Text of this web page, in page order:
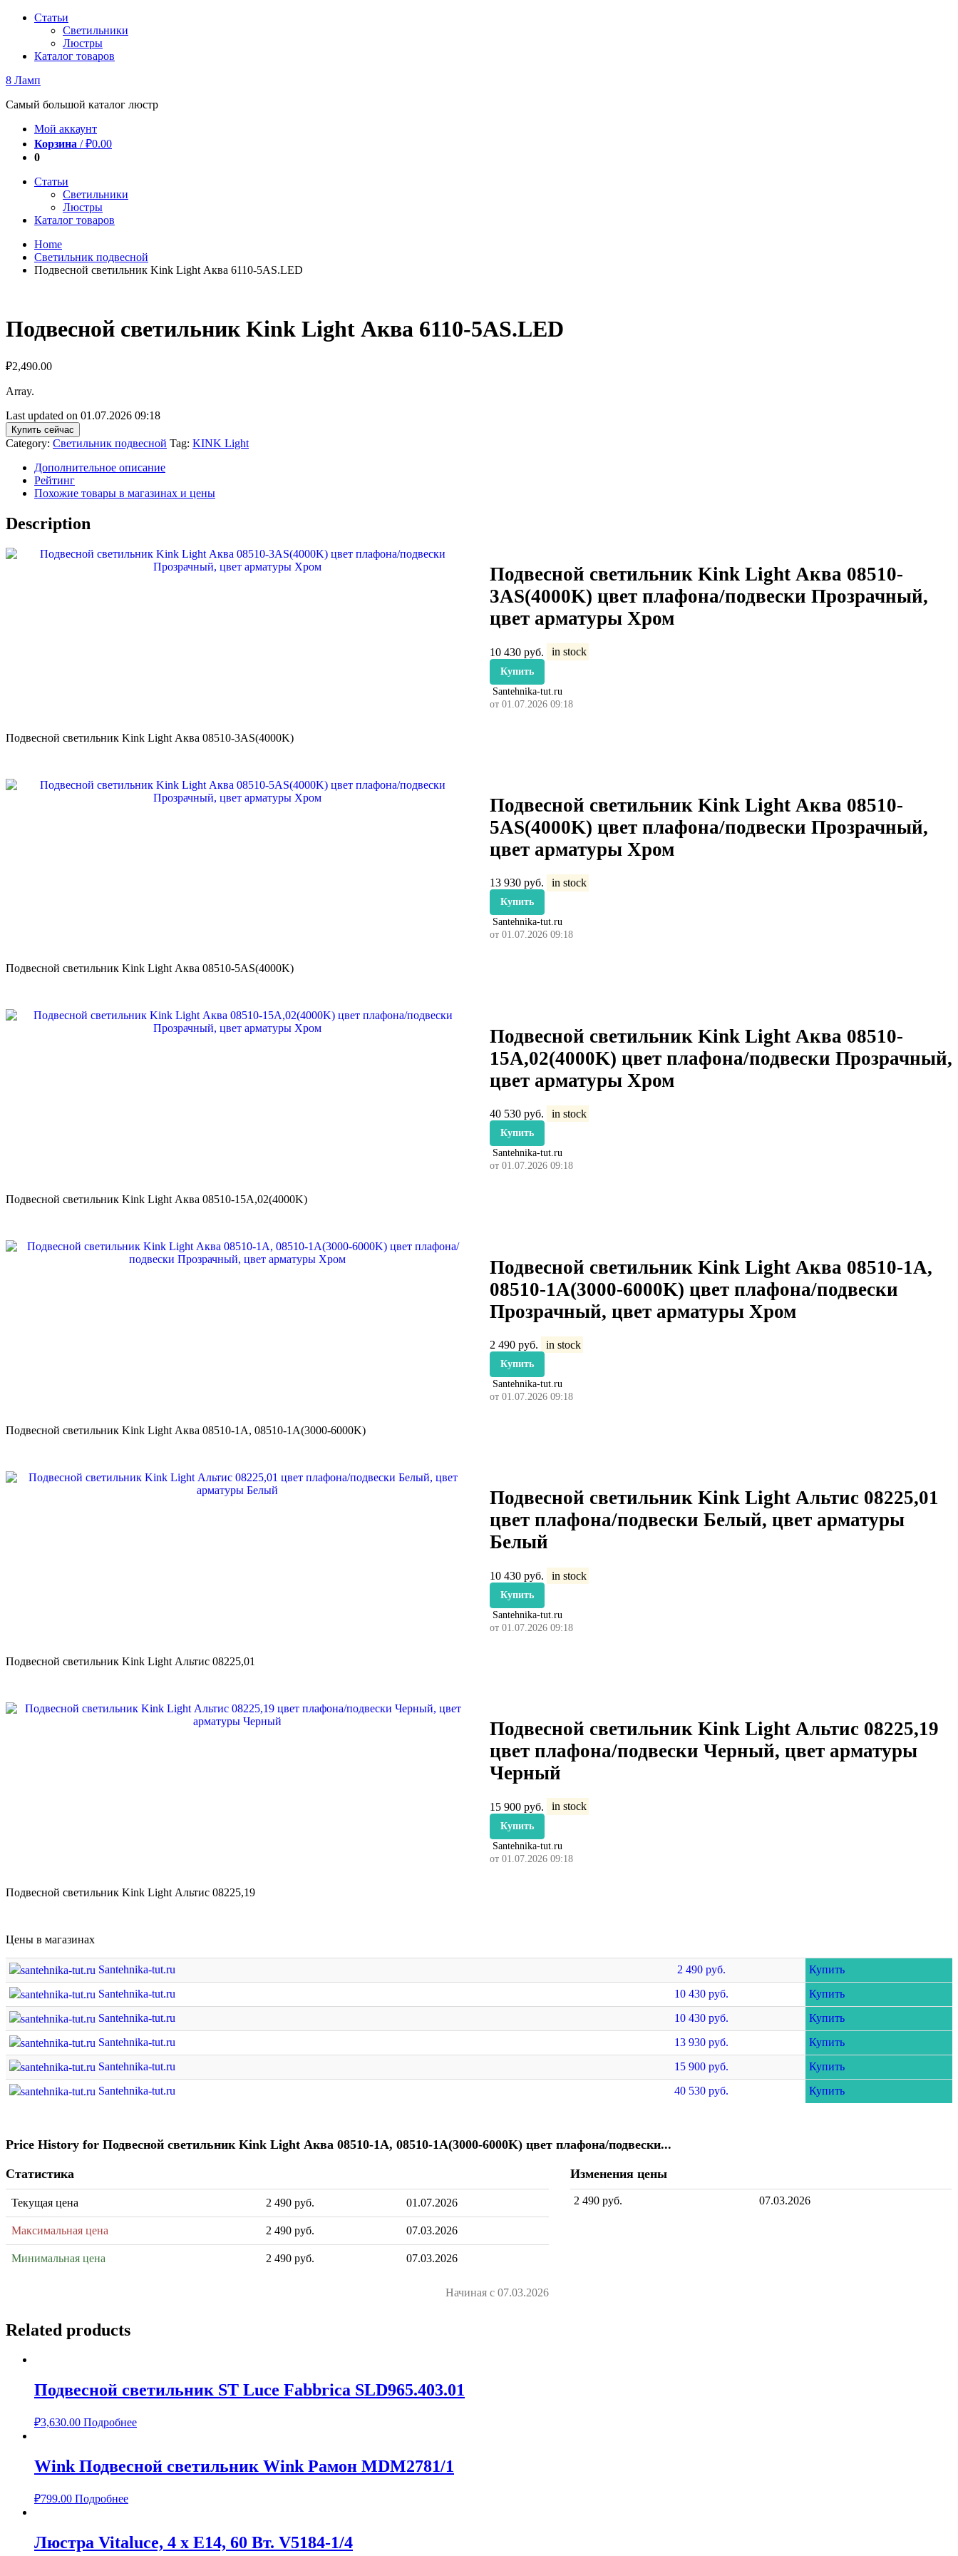
Перейти
содержимому
Статьи
Светильники
Люстры
Каталог товаров
8 Ламп
Самый большой каталог люстр
Мой аккаунт
Корзина /₽0.00
0
Статьи
Светильники
Люстры
Каталог товаров
Home
Светильник подвесной
Подвесной светильник Kink Light Аква 6110-5AS.LED
Подвесной светильник Kink Light Аква 6110-5AS.LED
₽2,490.00
Array.
Last updated on 01.07.2026 09:18
Купить сейчас
Category: Светильник подвесной Tag: KINK Light
Дополнительное описание
Рейтинг
Похожие товары в магазинах и цены
Description
Подвесной светильник Kink Light Аква 08510-
3AS(4000K) цвет плафона/подвески Прозрачный,
цвет арматуры Хром
10 430 руб. in stock
Купить
Santehnika-tut.ru
от 01.07.2026 09:18
Подвесной светильник Kink Light Аква 08510-3AS(4000K)
Подвесной светильник Kink Light Аква 08510-
5AS(4000K) цвет плафона/подвески Прозрачный,
цвет арматуры Хром
13 930 руб. in stock
Купить
Santehnika-tut.ru
от 01.07.2026 09:18
Подвесной светильник Kink Light Аква 08510-5AS(4000K)
Подвесной светильник Kink Light Аква 08510-
15А,02(4000K) цвет плафона/подвески Прозрачный,
цвет арматуры Хром
40 530 руб. in stock
Купить
Santehnika-tut.ru
от 01.07.2026 09:18
Подвесной светильник Kink Light Аква 08510-15А,02(4000K)
Подвесной светильник Kink Light Аква 08510-1A,
08510-1A(3000-6000K) цвет плафона/подвески
Прозрачный, цвет арматуры Хром
2 490 руб. in stock
Купить
Santehnika-tut.ru
от 01.07.2026 09:18
Подвесной светильник Kink Light Аква 08510-1A, 08510-1A(3000-6000K)
Подвесной светильник Kink Light Альтис 08225,01
цвет плафона/подвески Белый, цвет арматуры
Белый
10 430 руб. in stock
Купить
Santehnika-tut.ru
от 01.07.2026 09:18
Подвесной светильник Kink Light Альтис 08225,01
Подвесной светильник Kink Light Альтис 08225,19
цвет плафона/подвески Черный, цвет арматуры
Черный
15 900 руб. in stock
Купить
Santehnika-tut.ru
от 01.07.2026 09:18
Подвесной светильник Kink Light Альтис 08225,19
Цены в магазинах
Santehnika-tut.ru 2 490 руб.
Купить
Santehnika-tut.ru
10 430 руб.
Купить
Santehnika-tut.ru
10 430 руб.
Купить
Santehnika-tut.ru
13 930 руб.
Купить
Santehnika-tut.ru
15 900 руб.
Купить
Santehnika-tut.ru
40 530 руб. Купить
Price History for Подвесной светильник Kink Light Аква 08510-1A, 08510-1A(3000-6000K) цвет плафона/подвески...
Статистика
Текущая цена 2 490 руб. 01.07.2026
Максимальная цена 2 490 руб. 07.03.2026
Минимальная цена 2 490 руб. 07.03.2026
Начиная с 07.03.2026
Изменения цены
2 490 руб. 07.03.2026
Related products
Подвесной светильник ST Luce Fabbrica SLD965.403.01
₽3,630.00 Подробнее
Wink Подвесной светильник Wink Рамон MDM2781/1
₽799.00 Подробнее
Люстра Vitaluce, 4 х Е14, 60 Вт. V5184-1/4